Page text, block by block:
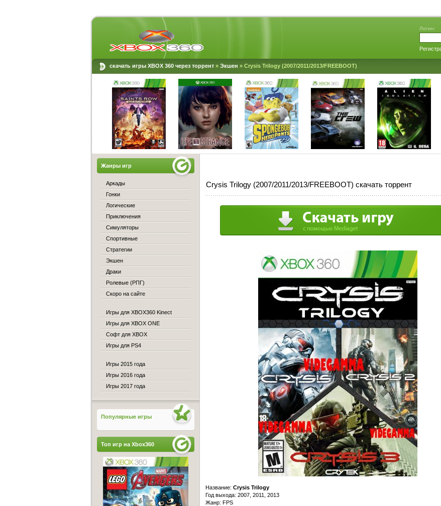
Логин:
скачать игры XBOX 360 через торрент» Экшен » Crysis Trilogy (2007/2011/2013/FREEBOOT)
Crysis Trilogy (2007/2011/2013/FREEBOOT) скачать торрент
Название: Crysis Trilogy
Год выхода: 2007, 2011, 2013
Жанр: FPS
Жанры игр
Аркады
Гонки
Логические
Приключения
Симуляторы
Спортивные
Стратегии
Экшен
Драки
Ролевые (РПГ)
Скоро на сайте
Игры для XBOX360 Kinect
Игры для XBOX ONE
Софт для XBOX
Игры для PS4
Игры 2015 года
Игры 2016 года
Игры 2017 года
Популярные игры
Топ игр на Xbox360